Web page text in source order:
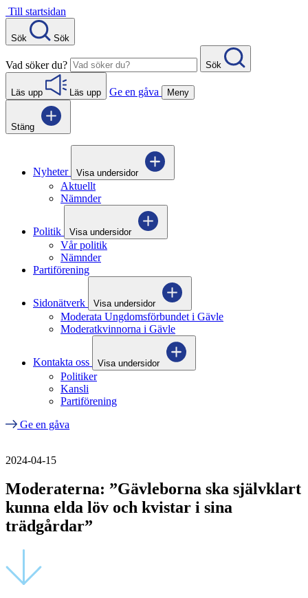
Gå
direkt
till
innehåll
Till startsidan
Sök Sök
Vad söker du? Sök
Läs upp Läs upp Ge en gåva Meny
Stäng
Nyheter Visa undersidor
Aktuellt
Nämnder
Politik Visa undersidor
Vår politik
Nämnder
Partiförening
Sidonätverk Visa undersidor
Moderata Ungdomsförbundet i Gävle
Moderatkvinnorna i Gävle
Kontakta oss Visa undersidor
Politiker
Kansli
Partiförening
Ge en gåva
2024-04-15
Moderaterna: ”Gävleborna ska självklart
kunna elda löv och kvistar i sina
trädgårdar”